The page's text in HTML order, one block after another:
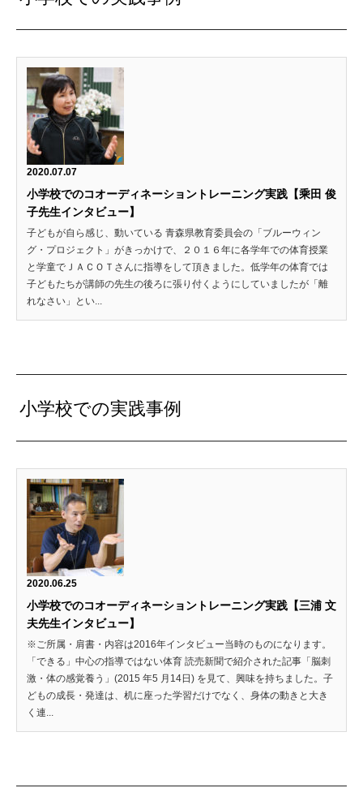
2020.07.07
小学校でのコオーディネーショントレーニング実践【乘田 俊
子先生インタビュー】
子どもが自ら感じ、動いている 青森県教育委員会の「ブルーウィン
グ・プロジェクト」がきっかけで、２０１６年に各学年での体育授業
と学童でＪＡＣＯＴさんに指導をして頂きました。低学年の体育では
子どもたちが講師の先生の後ろに張り付くようにしていましたが「離
れなさい」とい...
小学校での実践事例
2020.06.25
小学校でのコオーディネーショントレーニング実践【三浦 文
夫先生インタビュー】
※ご所属・肩書・内容は2016年インタビュー当時のものになります。
「できる」中心の指導ではない体育 読売新聞で紹介された記事「脳刺
激・体の感覚養う」(2015 年5 月14日) を見て、興味を持ちました。子
どもの成長・発達は、机に座った学習だけでなく、身体の動きと大き
く連...